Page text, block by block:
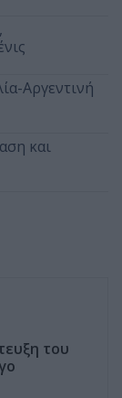
Αργεντινή
και
του